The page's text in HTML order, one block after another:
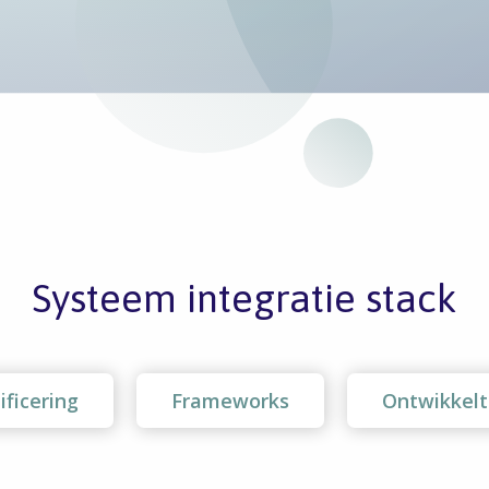
Systeem integratie stack
Frameworks